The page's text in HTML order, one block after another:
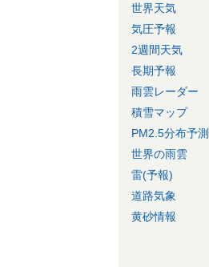
世界天気
気圧予報
2週間天気
長期予報
雨雲レーダー
積雪マップ
PM2.5分布予測
世界の雨雲
雷(予報)
道路気象
黄砂情報